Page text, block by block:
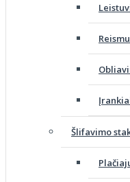
Šlifavimo